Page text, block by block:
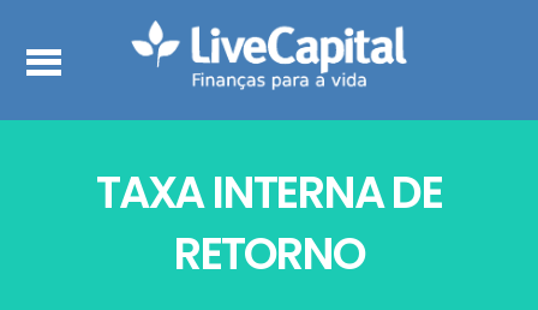
TAXA INTERNA DE
RETORNO